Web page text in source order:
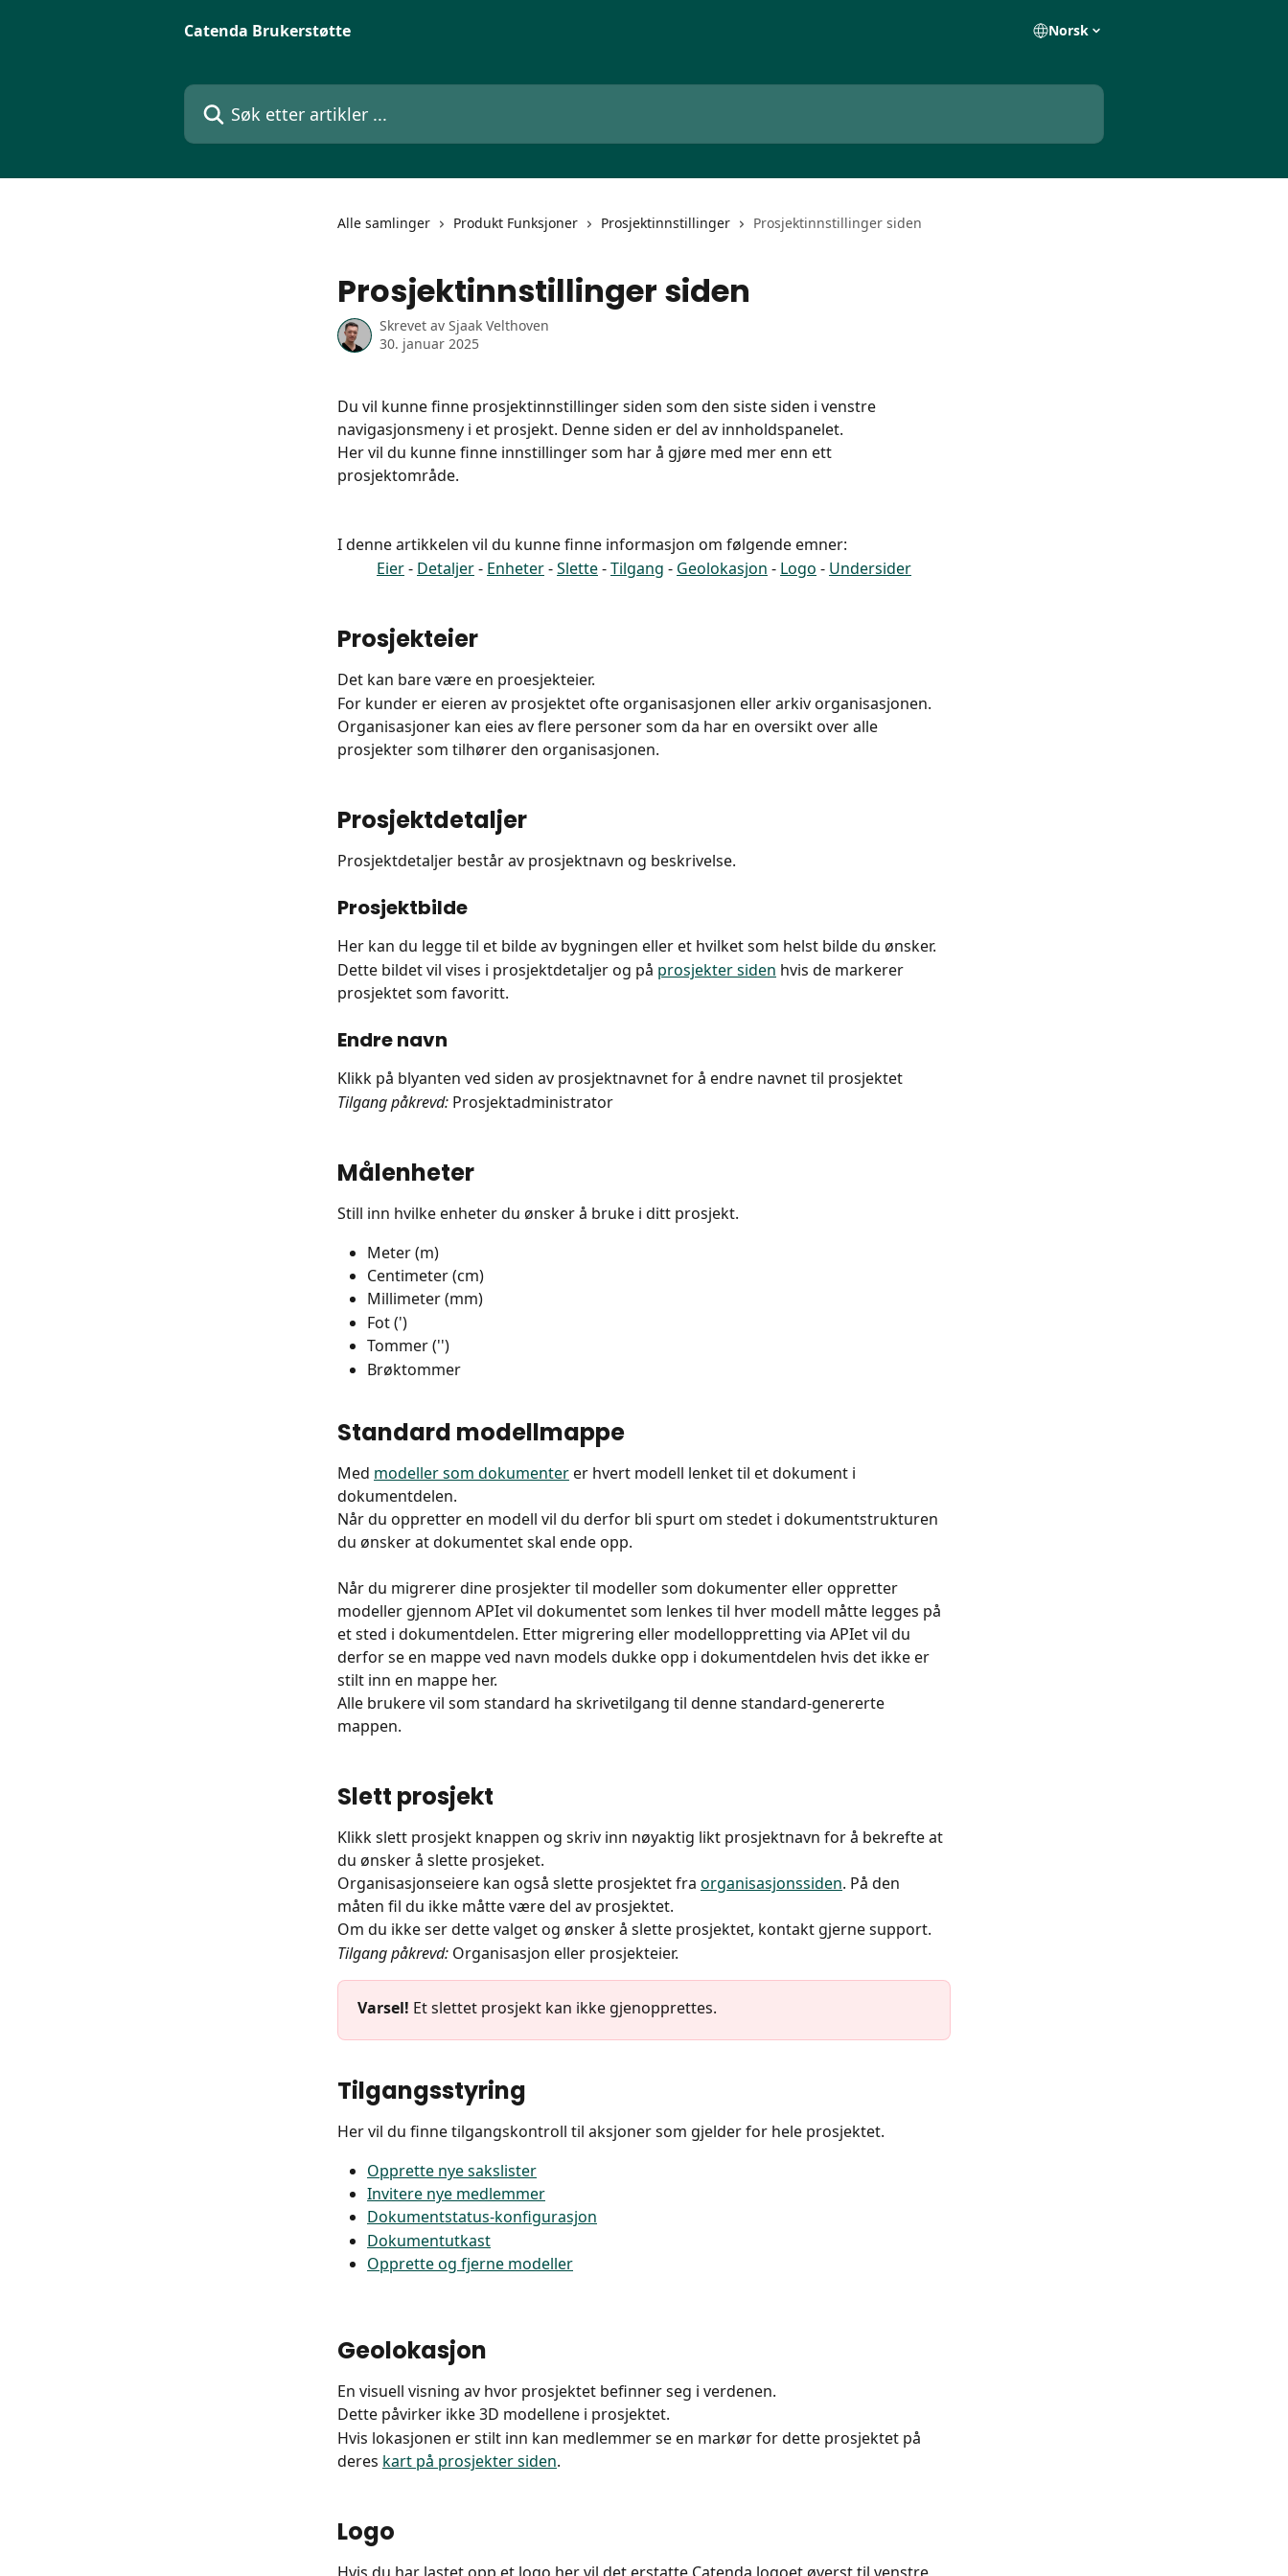
Catenda Brukerstøtte
Norsk
Søk etter artikler ...
Alle samlinger Produkt Funksjoner Prosjektinnstillinger Prosjektinnstillinger siden
Prosjektinnstillinger siden
Skrevet av Sjaak Velthoven
30. januar 2025
Du vil kunne finne prosjektinnstillinger siden som den siste siden i venstre
navigasjonsmeny i et prosjekt. Denne siden er del av innholdspanelet.
Her vil du kunne finne innstillinger som har å gjøre med mer enn ett
prosjektområde.
I denne artikkelen vil du kunne finne informasjon om følgende emner:
Eier - Detaljer - Enheter - Slette - Tilgang - Geolokasjon - Logo - Undersider
Prosjekteier
Det kan bare være en proesjekteier.
For kunder er eieren av prosjektet ofte organisasjonen eller arkiv organisasjonen.
Organisasjoner kan eies av flere personer som da har en oversikt over alle
prosjekter som tilhører den organisasjonen.
Prosjektdetaljer
Prosjektdetaljer består av prosjektnavn og beskrivelse.
Prosjektbilde
Her kan du legge til et bilde av bygningen eller et hvilket som helst bilde du ønsker.
Dette bildet vil vises i prosjektdetaljer og på prosjekter siden hvis de markerer
prosjektet som favoritt.
Endre navn
Klikk på blyanten ved siden av prosjektnavnet for å endre navnet til prosjektet
Tilgang påkrevd: Prosjektadministrator
Målenheter
Still inn hvilke enheter du ønsker å bruke i ditt prosjekt.
Meter (m)
Centimeter (cm)
Millimeter (mm)
Fot (')
Tommer ('')
Brøktommer
Standard modellmappe
Med modeller som dokumenter er hvert modell lenket til et dokument i
dokumentdelen.
Når du oppretter en modell vil du derfor bli spurt om stedet i dokumentstrukturen
du ønsker at dokumentet skal ende opp.
Når du migrerer dine prosjekter til modeller som dokumenter eller oppretter
modeller gjennom APIet vil dokumentet som lenkes til hver modell måtte legges på
et sted i dokumentdelen. Etter migrering eller modelloppretting via APIet vil du
derfor se en mappe ved navn models dukke opp i dokumentdelen hvis det ikke er
stilt inn en mappe her.
Alle brukere vil som standard ha skrivetilgang til denne standard-genererte
mappen.
Slett prosjekt
Klikk slett prosjekt knappen og skriv inn nøyaktig likt prosjektnavn for å bekrefte at
du ønsker å slette prosjeket.
Organisasjonseiere kan også slette prosjektet fra organisasjonssiden. På den
måten fil du ikke måtte være del av prosjektet.
Om du ikke ser dette valget og ønsker å slette prosjektet, kontakt gjerne support.
Tilgang påkrevd: Organisasjon eller prosjekteier.
Varsel! Et slettet prosjekt kan ikke gjenopprettes.
Tilgangsstyring
Her vil du finne tilgangskontroll til aksjoner som gjelder for hele prosjektet.
Opprette nye sakslister
Invitere nye medlemmer
Dokumentstatus-konfigurasjon
Dokumentutkast
Opprette og fjerne modeller
Geolokasjon
En visuell visning av hvor prosjektet befinner seg i verdenen.
Dette påvirker ikke 3D modellene i prosjektet.
Hvis lokasjonen er stilt inn kan medlemmer se en markør for dette prosjektet på
deres kart på prosjekter siden.
Logo